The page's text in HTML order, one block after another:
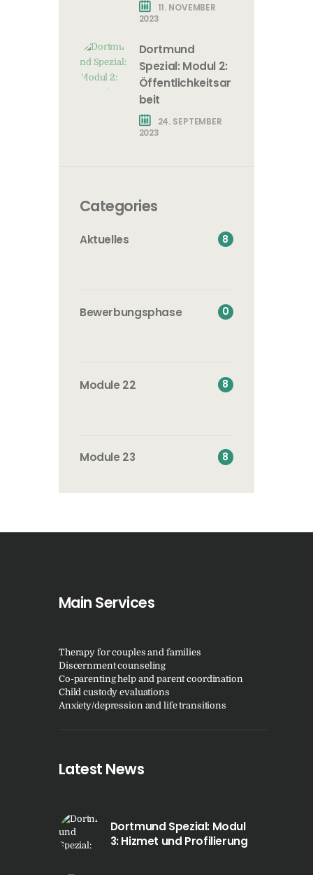
11. NOVEMBER
2023
Dortmund
Spezial: Modul 2:
Öffentlichkeitsar
beit
24. SEPTEMBER
2023
Categories
Aktuelles 8
Bewerbungsphase 0
Module 22 8
Module 23 8
Main Services
Therapy for couples and families
Discernment counseling
Co-parenting help and parent coordination
Child custody evaluations
Anxiety/depression and life transitions
Latest News
Dortmund Spezial: Modul
3: Hizmet und Profilierung